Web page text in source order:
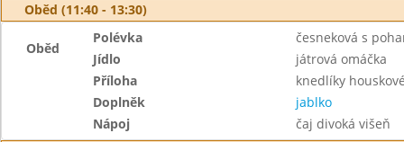
Oběd (11:40 - 13:30)
Oběd
Polévka
česneková s
Jídlo
játrová omáčka
Příloha
knedlíky
Doplněk
jablko
Nápoj
čaj divoká višeň